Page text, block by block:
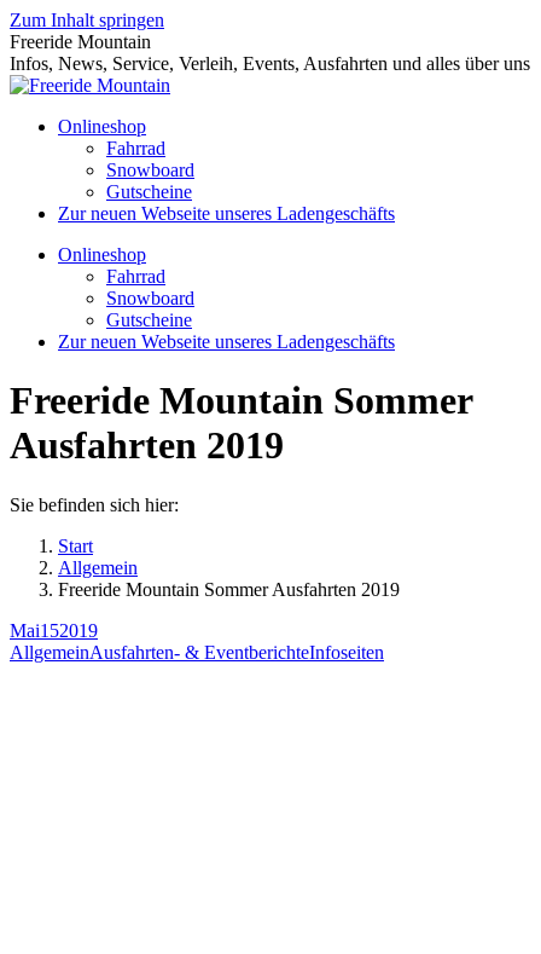
Zum Inhalt springen
Freeride Mountain
Infos, News, Service, Verleih, Events, Ausfahrten und alles über uns
Onlineshop
Fahrrad
Snowboard
Gutscheine
Zur neuen Webseite unseres Ladengeschäfts
Onlineshop
Fahrrad
Snowboard
Gutscheine
Zur neuen Webseite unseres Ladengeschäfts
Freeride Mountain Sommer
Ausfahrten 2019
Sie befinden sich hier:
Start
Allgemein
Freeride Mountain Sommer Ausfahrten 2019
Mai152019
AllgemeinAusfahrten- & EventberichteInfoseiten